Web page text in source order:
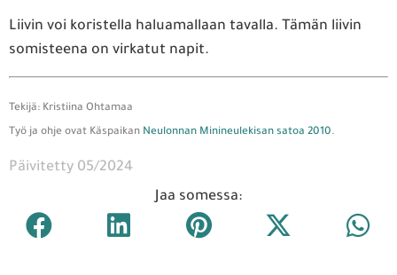
Liivin voi koristella haluamallaan tavalla. Tämän liivin
somisteena on virkatut napit.
Tekijä: Kristiina Ohtamaa
Työ ja ohje ovat Käspaikan Neulonnan Minineulekisan satoa 2010.
Päivitetty 05/2024
Jaa somessa: